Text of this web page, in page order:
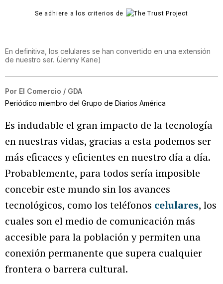
Se adhiere a los criterios de
En definitiva, los celulares se han convertido en una extensión
de nuestro ser. (Jenny Kane)
Por El Comercio / GDA
Periódico miembro del Grupo de Diarios América
Es indudable el gran impacto de la tecnología
en nuestras vidas, gracias a esta podemos ser
más eficaces y eficientes en nuestro día a día.
Probablemente, para todos sería imposible
concebir este mundo sin los avances
tecnológicos, como los teléfonos celulares, los
cuales son el medio de comunicación más
accesible para la población y permiten una
conexión permanente que supera cualquier
frontera o barrera cultural.